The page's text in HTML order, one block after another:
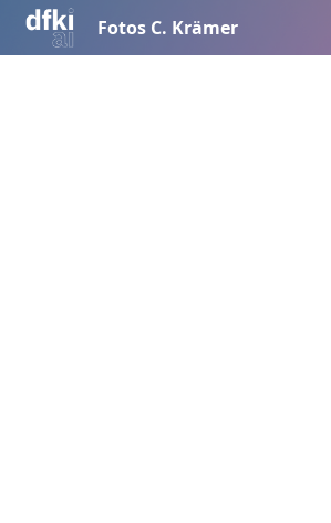
Fotos C. Krämer